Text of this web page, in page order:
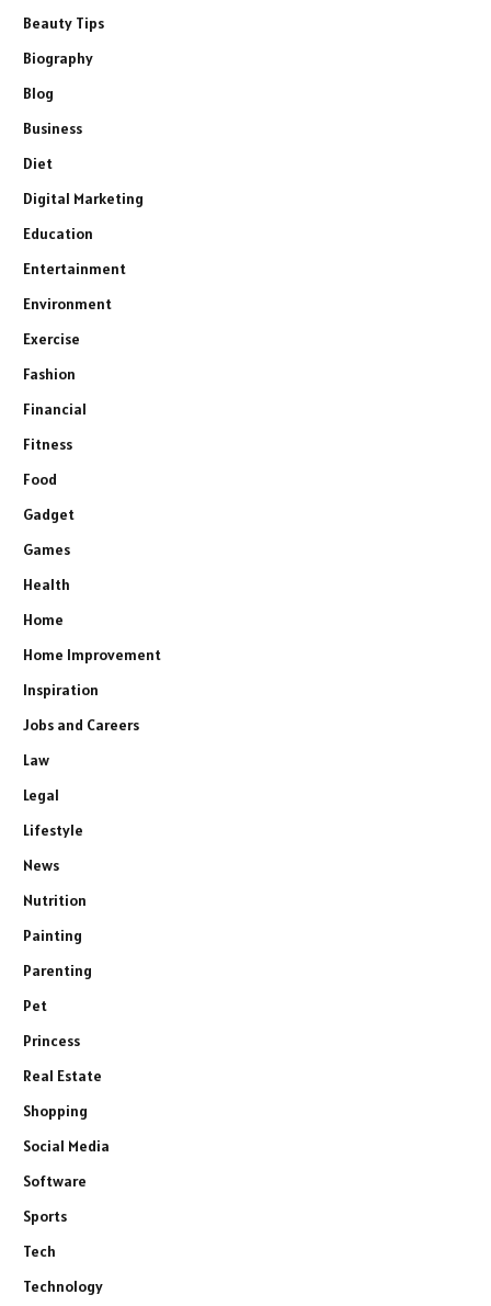
Beauty Tips
Biography
Blog
Business
Diet
Digital Marketing
Education
Entertainment
Environment
Exercise
Fashion
Financial
Fitness
Food
Gadget
Games
Health
Home
Home Improvement
Inspiration
Jobs and Careers
Law
Legal
Lifestyle
News
Nutrition
Painting
Parenting
Pet
Princess
Real Estate
Shopping
Social Media
Software
Sports
Tech
Technology